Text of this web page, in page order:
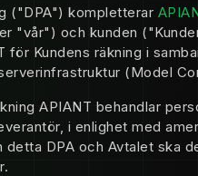
("DPA") kompletterar
"vår") och kunden
Kundens räkning i
(Model
APIANT behandlar
i enlighet med
DPA och Avtalet ska